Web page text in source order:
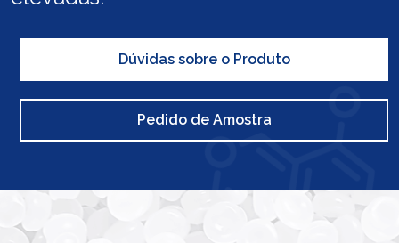
Dúvidas sobre o Produto
Pedido de Amostra